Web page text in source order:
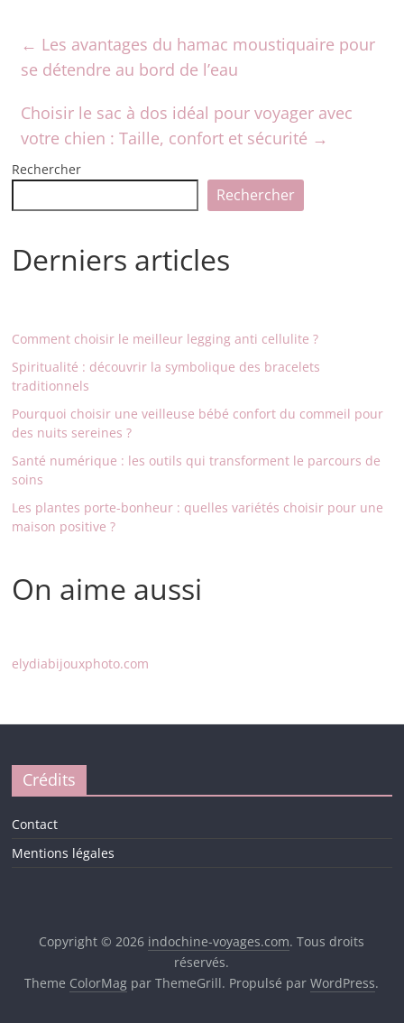
← Les avantages du hamac moustiquaire pour
se détendre au bord de l’eau
Choisir le sac à dos idéal pour voyager avec
votre chien : Taille, confort et sécurité →
Rechercher
Rechercher
Derniers articles
Comment choisir le meilleur legging anti cellulite ?
Spiritualité : découvrir la symbolique des bracelets
traditionnels
Pourquoi choisir une veilleuse bébé confort du commeil pour
des nuits sereines ?
Santé numérique : les outils qui transforment le parcours de
soins
Les plantes porte-bonheur : quelles variétés choisir pour une
maison positive ?
On aime aussi
elydiabijouxphoto.com
Crédits
Contact
Mentions légales
Copyright © 2026 indochine-voyages.com. Tous droits
réservés.
Theme ColorMag par ThemeGrill. Propulsé parWordPress.